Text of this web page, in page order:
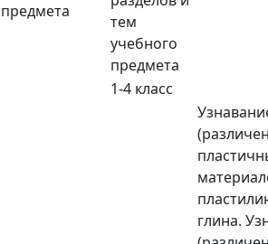
предмета
тем
учебного
предмета
1-4 класс
глина.